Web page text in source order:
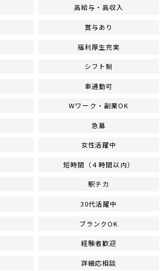
高給与・高収入
賞与あり
福利厚生充実
シフト制
車通勤可
Wワーク・副業OK
急募
女性活躍中
短時間（４時間以内）
駅チカ
30代活躍中
ブランクOK
経験者歓迎
詳細応相談